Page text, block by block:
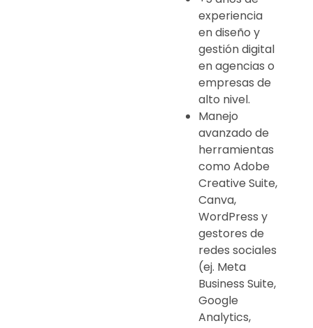
experiencia
en diseño y
gestión digital
en agencias o
empresas de
alto nivel.
Manejo
avanzado de
herramientas
como Adobe
Creative Suite,
Canva,
WordPress y
gestores de
redes sociales
(ej. Meta
Business Suite,
Google
Analytics,